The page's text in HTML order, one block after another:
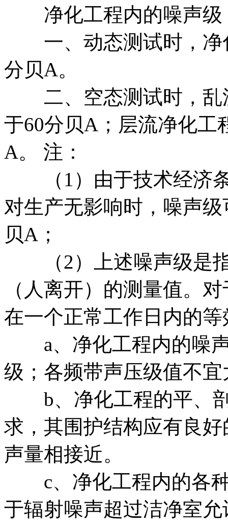
净化工程内的噪声级
一、动态测试时，净
分贝A。
二、空态测试时，乱
于60分贝A；层流净化工
A。 注：
（1）由于技术经济条
对生产无影响时，噪声
贝A；
（2）上述噪声级是指
（人离开）的测量值。
在一个正常工作日内的
a、净化工程内的噪声
级；各频带声压级值不
b、净化工程的平、剖
求，其围护结构应有良
声量相接近。
c、净化工程内的各种
于辐射噪声超过洁净室